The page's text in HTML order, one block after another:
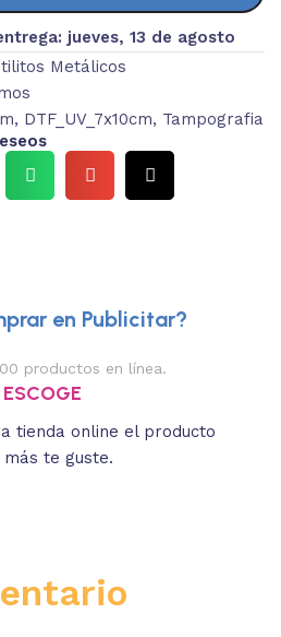
jueves, 13 de agosto
Metálicos
, DTF_UV_7x10cm, Tampografia
en Publicitar?
productos en línea.
ESCOGE
tienda online el producto
más te guste.